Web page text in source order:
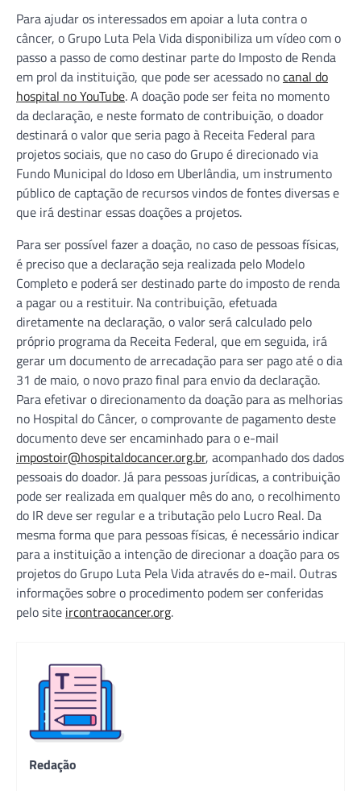
Para ajudar os interessados em apoiar a luta contra o
câncer, o Grupo Luta Pela Vida disponibiliza um vídeo com o
passo a passo de como destinar parte do Imposto de Renda
em prol da instituição, que pode ser acessado nocanal do
hospital no YouTube. A doação pode ser feita no momento
da declaração, e neste formato de contribuição, o doador
destinará o valor que seria pago à Receita Federal para
projetos sociais, que no caso do Grupo é direcionado via
Fundo Municipal do Idoso em Uberlândia, um instrumento
público de captação de recursos vindos de fontes diversas e
que irá destinar essas doações a projetos.
Para ser possível fazer a doação, no caso de pessoas físicas,
é preciso que a declaração seja realizada pelo Modelo
Completo e poderá ser destinado parte do imposto de renda
a pagar ou a restituir. Na contribuição, efetuada
diretamente na declaração, o valor será calculado pelo
próprio programa da Receita Federal, que em seguida, irá
gerar um documento de arrecadação para ser pago até o dia
31 de maio, o novo prazo final para envio da declaração.
Para efetivar o direcionamento da doação para as melhorias
no Hospital do Câncer, o comprovante de pagamento deste
documento deve ser encaminhado para o e-mail
impostoir@hospitaldocancer.org.br, acompanhado dos dados
pessoais do doador. Já para pessoas jurídicas, a contribuição
pode ser realizada em qualquer mês do ano, o recolhimento
do IR deve ser regular e a tributação pelo Lucro Real. Da
mesma forma que para pessoas físicas, é necessário indicar
para a instituição a intenção de direcionar a doação para os
projetos do Grupo Luta Pela Vida através do e-mail. Outras
informações sobre o procedimento podem ser conferidas
pelo site ircontraocancer.org.
Redação